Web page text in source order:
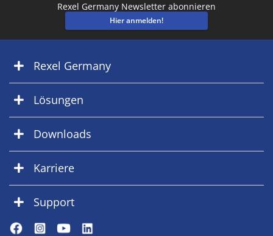
Rexel Germany Newsletter abonnieren
Hier anmelden!
Rexel Germany
Lösungen
Downloads
Karriere
Support